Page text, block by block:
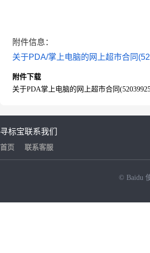
附件信息：
关于PDA/掌上电脑的网上超市合同
附件下载
关于PDA掌上电脑的网上超市合同
寻标宝
首页
联系我们
联系客服
© Baidu